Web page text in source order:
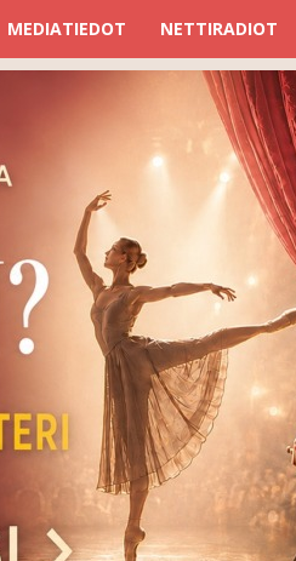
MEDIATIEDOT NETTIRADIOT